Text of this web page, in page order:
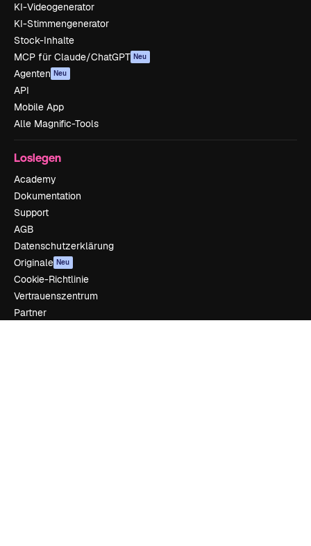
KI-Videogenerator
KI-Stimmengenerator
Stock-Inhalte
MCP für Claude/ChatGPT Neu
Agenten Neu
API
Mobile App
Alle Magnific-Tools
Loslegen
Academy
Dokumentation
Support
AGB
Datenschutzerklärung
Originale Neu
Cookie-Richtlinie
Vertrauenszentrum
Partner